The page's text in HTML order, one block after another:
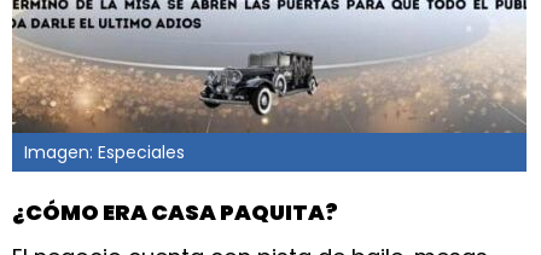
Imagen: Especiales
¿CÓMO ERA CASA PAQUITA?